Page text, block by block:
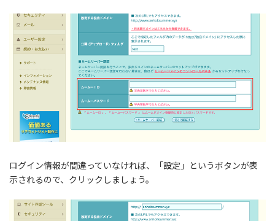
ログイン情報が間違っていなければ、「設定」というボタンが表
示されるので、クリックしましょう。